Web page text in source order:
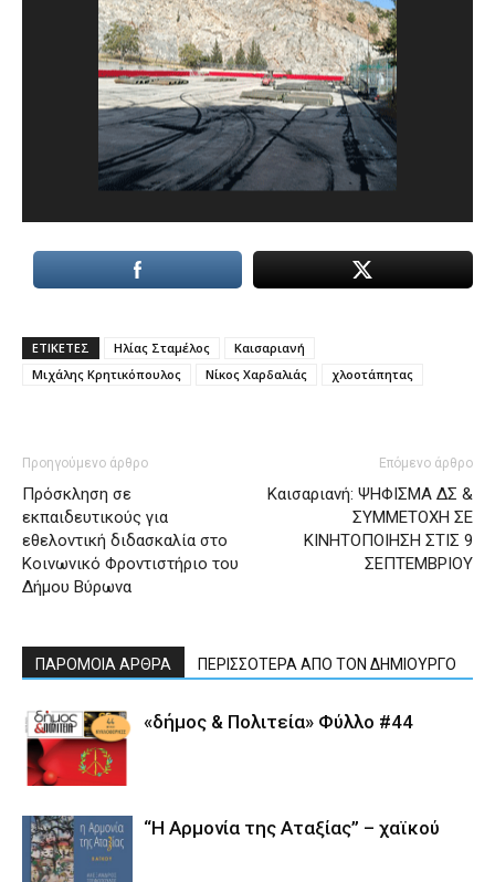
ΕΤΙΚΕΤΕΣ Ηλίας Σταμέλος
Καισαριανή
Μιχάλης Κρητικόπουλος
Νίκος Χαρδαλιάς χλοοτάπητας
Προηγούμενο άρθρο
Πρόσκληση σε
εκπαιδευτικούς για
εθελοντική διδασκαλία στο
Κοινωνικό Φροντιστήριο του
Δήμου Βύρωνα
Επόμενο άρθρο
Καισαριανή: ΨΗΦΙΣΜΑ ΔΣ &
ΣΥΜΜΕΤΟΧΗ ΣΕ
ΚΙΝΗΤΟΠΟΙΗΣΗ ΣΤΙΣ 9
ΣΕΠΤΕΜΒΡΙΟΥ
ΠΑΡΟΜΟΙΑ ΑΡΘΡΑ ΠΕΡΙΣΣΟΤΕΡΑ ΑΠΟ ΤΟΝ ΔΗΜΙΟΥΡΓΟ
«δήμος & Πολιτεία» Φύλλο #44
“Η Αρμονία της Αταξίας” – χαϊκού